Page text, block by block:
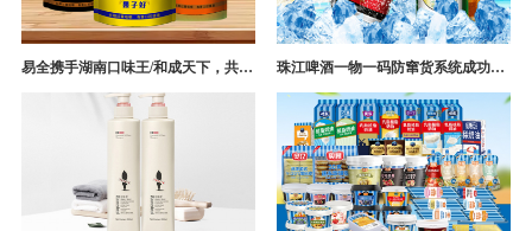
易全携手湖南口味王/和成天下，共构槟榔一袋一码防伪防窜货营销系统 珠江啤酒一物一码防窜货系统成功案例